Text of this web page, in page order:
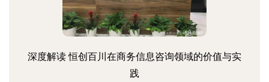
深度解读 恒创百川在商务信息咨询领域的价值与实
践